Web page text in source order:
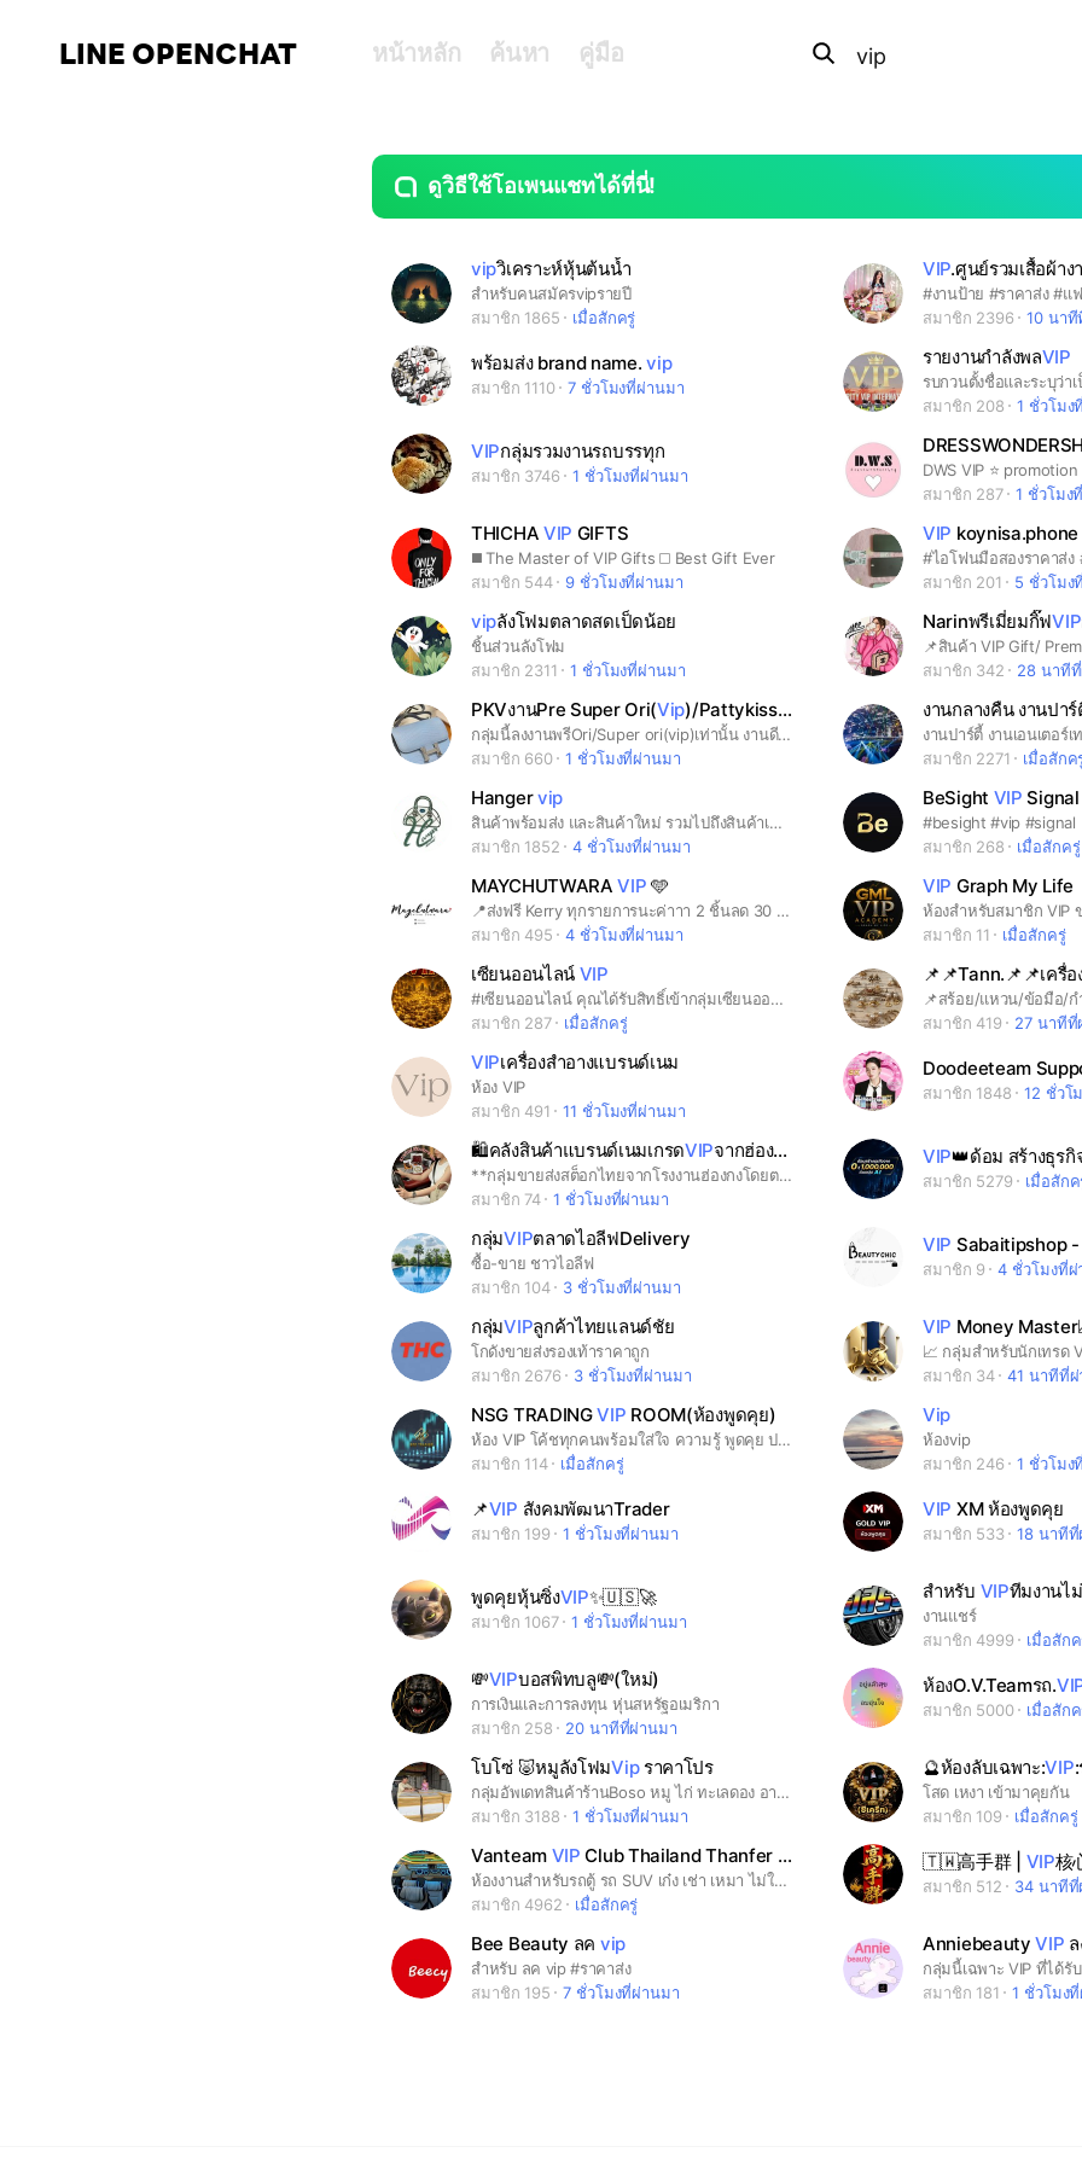
LINE OPENCHAT หน้าหลัก ค้นหา คู่มือ
OpenChats
or
search
area
ดูวิธีใช้โอเพนแชทได้ที่นี่!
vipวิเคราะห์หุ้นต้นน้ำ
สำหรับคนสมัครvipรายปี
สมาชิก 1865
เมื่อสักครู่
VIP.ศูนย์รวมเสื้อผ้าง
สมาชิก 2396
10 นา
พร้อมส่ง brand name.vip
สมาชิก 1110 7 ชั่วโมงที่ผ่านมา
รายงานกำลังพลVIP
สมาชิก 208
1 ชั่วโมง
VIPกลุ่มรวมงานรถบรรทุก
สมาชิก 3746 1 ชั่วโมงที่ผ่านมา
DWS VIP ⭐️
สมาชิก 287
1 ชั่วโมง
THICHA VIP GIFTS
◼️ The Master of VIP Gifts ◻️ Best Gift Ever
สมาชิก 544
9 ชั่วโมงที่ผ่านมา
VIP koynisa.phone
สมาชิก 201
5 ชั่วโมง
vipลังโฟมตลาดสดเป็ดน้อย
ชิ้นส่วนลังโฟม
สมาชิก 2311
1 ชั่วโมงที่ผ่านมา
Narinพรีเมี่ยมกิ๊ฟVIP
สมาชิก 342
28 นาที
PKVงานPre Super Ori(Vip)/Pattykiss Vip
กลุ่มนี้ลงงานพรีOri/Super ori(vip)เท่านั้น งานดีสุดสั่งตัด เย็บมือ คัดโรงงานเอง ขึ้นแบบจากของแท้ นำเข้าเอง
สมาชิก 660
1 ชั่วโมงที่ผ่านมา
สมาชิก 2271
เมื่อสักค
Hangervip
สินค้าพร้อมส่ง และสินค้าใหม่ รวมไปถึงสินค้าเซลค่ะ
สมาชิก 1852
4 ชั่วโมงที่ผ่านมา
BeSight VIP Signal
#besight #vip #signal
สมาชิก 268
เมื่อสักครู่
MAYCHUTWARAVIP 🩵
📍ส่งฟรี Kerry ทุกรายการนะค่าาา 2 ชิ้นลด 30 บาท/3 ชิ้นลด 60 บาท 4 ชิ้นลด 120 บาท /6 ชิ้นลด 240 บาท 📍ส่งของทุกวันจันทร์-เสาร์จ้า 📍สำหรับลูกค้าที่รีบใช้ของทางร้านมีบริการส่งไลน์แมนให้นะค่า รายละเอียดสอบถามทางไลน์ได้เลยค่าา
สมาชิก 495
4 ชั่วโมงที่ผ่านมา
VIP Graph My Life
สมาชิก 11
เมื่อสักครู่
เซียนออนไลน์ VIP
#เซียนออนไลน์ คุณได้รับสิทธิ์เข้ากลุ่มเซียนออนไลน์ ที่ให้บริการแบบ vip ความปลอดภัยและมาตรฐานที่ดีคือคุณค่าที่คุณคู่ควร
สมาชิก 287
เมื่อสักครู่
สมาชิก 419
27 นาทีที่
VIPเครื่องสำอางแบรนด์เนม
ห้อง VIP
สมาชิก 491
11 ชั่วโมงที่ผ่านมา
Doodeeteam
สมาชิก 1848 12 ชั่วโ
🛍คลังสินค้าแบรนด์เนมเกรดVIPจากฮ่องกงโดยตรงสต็อกไทยพร้อมส่ง
**กลุ่มขายส่งสต็อกไทยจากโรงงานฮ่องกงโดยตรงงานสั่งตัดหนังอิตาลีแท้100% พร้อมส่งทุกรายการ ห้องจำหน่ายสินค้าแบรนด์ทุกชนิดงานฮ่องกงสั่งตัด❌ไม่มีเกรดตลาดนัดทั่วไปเน้นงานสะพายนอกหนังอิตาลีและงานที่ลูกค้าตามหาสลับแท้,งานราคาประหยัดมีค่ะ ราคาไม่ผ่านตัวแทนแคปรูปมาสอบถามได้ค่ะ( IG Mommy's New Brand's ปลิวบ่อย)มีกลุ่มให้ลง🆓️ติดต่อแอดไลน์เท่านั้น24ชั่วโมงเลยค่ะ👇👇 🆔️: yohn2915
สมาชิก 74
1 ชั่วโมงที่ผ่านมา
VIP👑ด้อม สร้างธุร
สมาชิก 5279 เมื่อสัก
กลุ่มVIPตลาดไอลีฟDelivery
ซื้อ-ขาย ชาวไอลีฟ
สมาชิก 104
3 ชั่วโมงที่ผ่านมา
VIP Sabaitipshop - กร
สมาชิก 9 4 ชั่วโมงที่ผ่
กลุ่มVIPลูกค้าไทยแลนด์ชัย
โกดังขายส่งรองเท้าราคาถูก
สมาชิก 2676
3 ชั่วโมงที่ผ่านมา
VIP Money
สมาชิก 34
41 นาทีที่ผ่
NSG TRADINGVIP ROOM(ห้องพูดคุย)
ห้อง VIP โค้ชทุกคนพร้อมใส่ใจ ความรู้ พูดคุย ปรึกษา ปลอบใจ ปรับมายเซ็ต มีให้หมด NSG TRADING #เทรดทอง #Forex #xau #Btc #bitcoin #เทรดเดอร์ #trader #วิเคราะห์กราฟ #การลงทุน #NSGT
สมาชิก 114
เมื่อสักครู่
Vip
ห้องvip
สมาชิก 246
1 ชั่วโมง
📌VIP สังคมพัฒนาTrader
สมาชิก 199 1 ชั่วโมงที่ผ่านมา
VIP XM ห้องพูดคุย
สมาชิก 533 18 นาที
พูดคุยหุ้นซิ่งVIP✨🇺🇸🚀
สมาชิก 1067 1 ชั่วโมงที่ผ่านมา
สำหรับ VIPทีมงานไม่
งานแชร์
สมาชิก 4999
เมื่อสัก
💸VIPบอสพิทบลู💸(ใหม่)
การเงินและการลงทุน หุ่นสหรัฐอเมริกา
สมาชิก 258
20 นาทีที่ผ่านมา
ห้องO.V.Teamรถ.
สมาชิก 5000 เมื่อสัก
โบโซ่ 🐷หมูลังโฟมVipราคาโปร
กลุ่มอัพเดทสินค้าร้านBoso หมู ไก่ ทะเลดอง อาหารแช่แข็ง ราคาส่งถูกจากโรงงาน 📣เช็คเคดิตได้ไม่มีปลายทาง
สมาชิก 3188
1 ชั่วโมงที่ผ่านมา
🔮ห้องลับเฉพาะ:VIP
โสด เหงา เข้ามาคุยกัน
สมาชิก 109
เมื่อสักครู่
Vanteam VIP Club Thailand Thanfer Trip Tour ทั่วไท
ห้องงานสำหรับรถตู้ รถ SUV เก๋ง เช่า เหมา ไม่ใส่รูป/เบอร์โทรไม่อนุมัติเข้าห้อง ตัวอย่าง เอ/1234567890 เข้าห้องแล้วงดส่งสติกเกอร์
สมาชิก 4962
เมื่อสักครู่
🇹🇼高手群 | VIP核
สมาชิก 512 34 นาทีที่
Bee Beauty ลค vip
สำหรับ ลค vip #ราคาส่ง
สมาชิก 195
7 ชั่วโมงที่ผ่านมา
AnniebeautyVIP
สมาชิก 181
1 ชั่วโมง